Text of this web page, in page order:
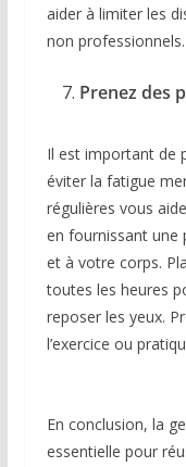
aider à limiter les
non professionnels.
Prenez des
Il est important de
éviter la fatigue
régulières vous
en fournissant une
et à votre corps.
toutes les heures
reposer les yeux.
l’exercice ou
En conclusion, la
essentielle pour